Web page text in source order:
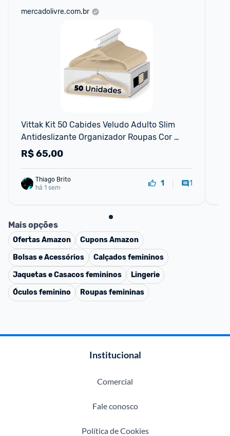
mercadolivre.com.br
Vittak Kit 50 Cabides Veludo Adulto Slim
Antideslizante Organizador Roupas Cor
Bege
R$65,00
Thiago Brito
há 1 sem
1 1
Mais opções
OfertasAmazon CuponsAmazon
Bolsas e Acessórios
Calçados femininos
Jaquetas e Casacos femininos
Lingerie
Óculos feminino
Roupas femininas
Institucional
Comercial
Fale conosco
Política de Cookies